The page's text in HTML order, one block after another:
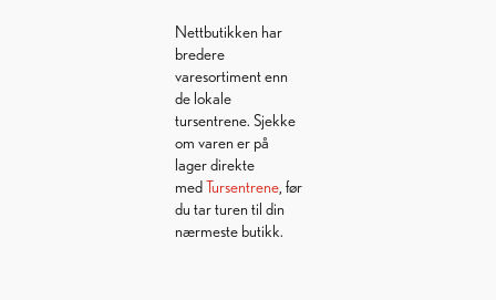
Nettbutikken har
bredere
varesortiment enn
de lokale
tursentrene. Sjekke
om varen er på
lager direkte
medTursentrene, før
du tar turen til din
nærmeste butikk.